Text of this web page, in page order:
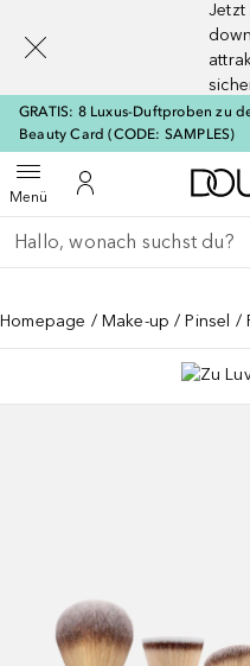
GRATIS: 8 Luxus-Duftproben zu
Beauty Card (CODE: SAMPLES)
MenüMenü öffnenZu Meinem
Gehe zurück
Suche ausführen
Homepage Make-up Pinsel